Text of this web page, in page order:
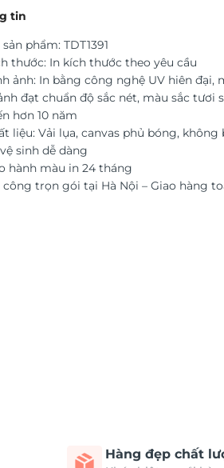
tin
phẩm: TDT1391
thước: In kích thước theo yêu cầu
ảnh: In bằng công nghệ UV hiên đại,
đạt chuẩn độ sắc nét, màu sắc tươi
hơn 10 năm
liệu: Vải lụa, canvas phủ bóng,
sinh dễ dàng
hành màu in 24 tháng
trọn gói tại Hà Nội – Giao hàng
Hàng đẹp chất